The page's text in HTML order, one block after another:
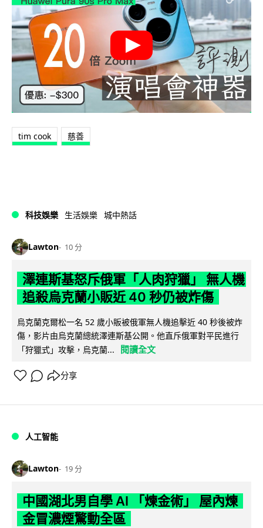
tim cook 慈善
科技娛樂 生活娛樂 城中熱話
Lawton 10 分
澤連斯基怒斥俄軍「人肉狩獵」 無人機
追殺烏克蘭小販近 40 秒仍被炸傷
烏克蘭克爾松一名 52 歲小販被俄軍無人機追擊近 40 秒後被炸
傷，影片由烏克蘭總統澤連斯基公開。他直斥俄軍對平民進行
「狩獵式」攻擊，烏克蘭...
閱讀全文
分享
人工智能
Lawton 19 分
中國湖北男自學 AI 「煉金術」 屋內煉
金冒濃煙驚動全區